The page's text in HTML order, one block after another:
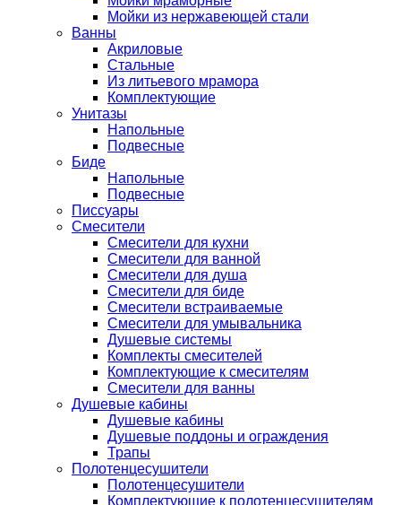
Мойки из нержавеющей стали
Ванны
Акриловые
Стальные
Из литьевого мрамора
Комплектующие
Унитазы
Напольные
Подвесные
Биде
Напольные
Подвесные
Писсуары
Смесители
Смесители для кухни
Смесители для ванной
Смесители для душа
Смесители для биде
Смесители встраиваемые
Смесители для умывальника
Душевые системы
Комплекты смесителей
Комплектующие к смесителям
Смесители для ванны
Душевые кабины
Душевые кабины
Душевые поддоны и ограждения
Трапы
Полотенцесушители
Полотенцесушители
Комплектующие к полотенцесушителям